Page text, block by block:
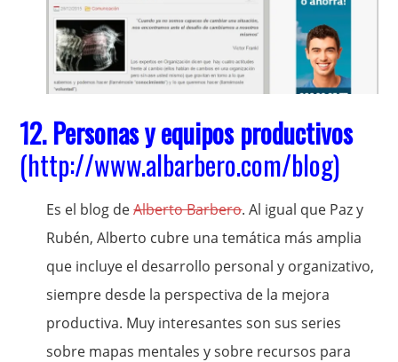
12.Personas y equipos productivos
(http://www.albarbero.com/blog)
Es el blog deAlberto Barbero. Al igual que Paz y
Rubén, Alberto cubre una temática más amplia
que incluye el desarrollo personal y organizativo,
siempre desde la perspectiva de la mejora
productiva. Muy interesantes son sus series
sobre mapas mentales y sobre recursos para